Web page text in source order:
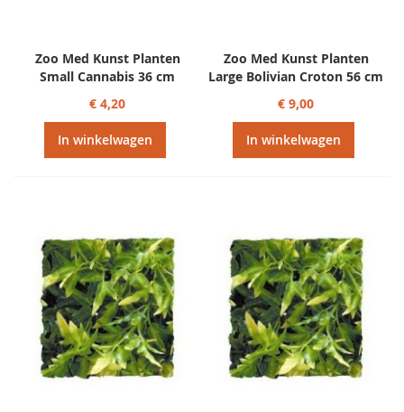
Zoo Med Kunst Planten
Small Cannabis 36 cm
€ 4,20
In winkelwagen
Zoo Med Kunst Planten
Large Bolivian Croton 56 cm
€ 9,00
In winkelwagen